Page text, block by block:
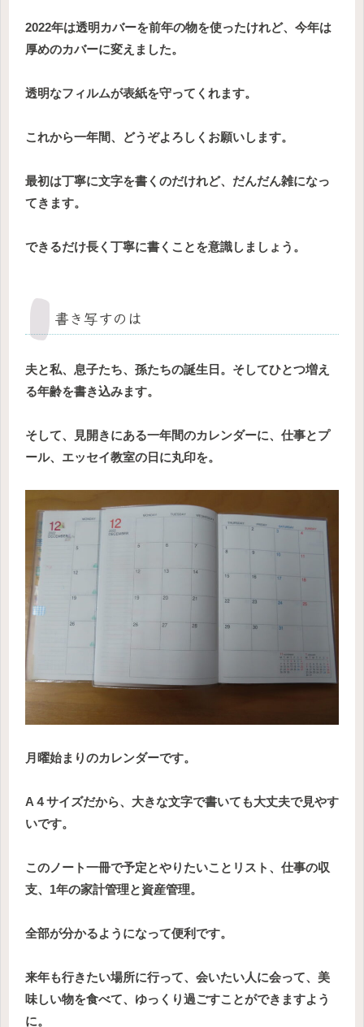
2022年は透明カバーを前年の物を使ったけれど、今年は
厚めのカバーに変えました。
透明なフィルムが表紙を守ってくれます。
これから一年間、どうぞよろしくお願いします。
最初は丁寧に文字を書くのだけれど、だんだん雑になっ
てきます。
できるだけ長く丁寧に書くことを意識しましょう。
書き写すのは
夫と私、息子たち、孫たちの誕生日。そしてひとつ増え
る年齢を書き込みます。
そして、見開きにある一年間のカレンダーに、仕事とプ
ール、エッセイ教室の日に丸印を。
月曜始まりのカレンダーです。
A４サイズだから、大きな文字で書いても大丈夫で見やす
いです。
このノート一冊で予定とやりたいことリスト、仕事の収
支、1年の家計管理と資産管理。
全部が分かるようになって便利です。
来年も行きたい場所に行って、会いたい人に会って、美
味しい物を食べて、ゆっくり過ごすことができますよう
に。